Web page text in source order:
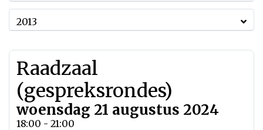
2013
Raadzaal
(gespreksrondes)
woensdag 21 augustus 2024
18:00 - 21:00